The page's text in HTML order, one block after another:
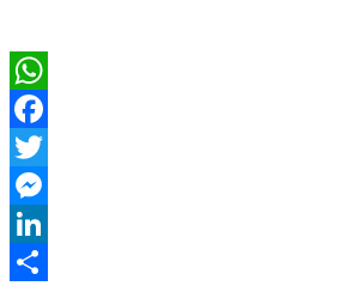
WhatsApp
Facebook
Twitter
Messenger
LinkedIn